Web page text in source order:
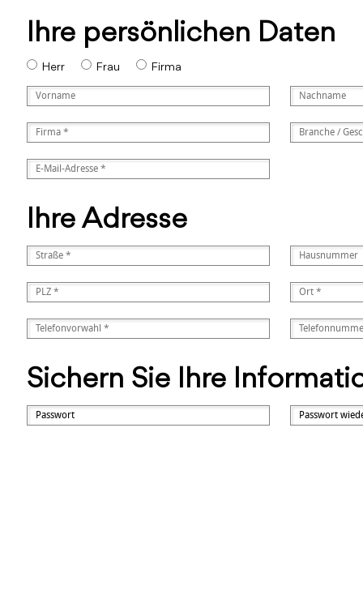
Ihre persönlichen Daten
Herr Frau Firma
Ihre Adresse
Sichern Sie Ihre